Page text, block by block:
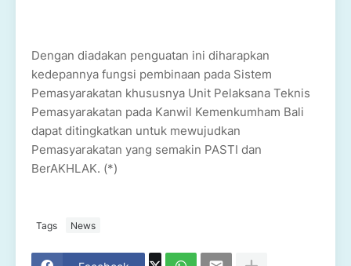
Dengan diadakan penguatan ini diharapkan
kedepannya fungsi pembinaan pada Sistem
Pemasyarakatan khususnya Unit Pelaksana Teknis
Pemasyarakatan pada Kanwil Kemenkumham Bali
dapat ditingkatkan untuk mewujudkan
Pemasyarakatan yang semakin PASTI dan
BerAKHLAK. (*)
Tags News